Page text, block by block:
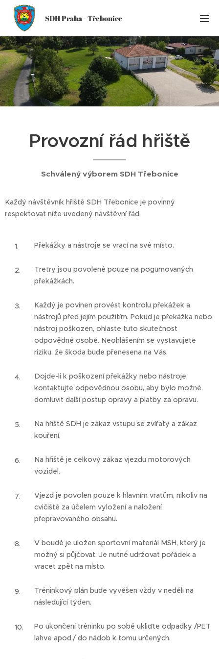
SDH Praha - Třebonice
Provozní řád hřiště
Schválený výborem SDH Třebonice
Každý návštěvník hřiště SDH Třebonice je povinný
respektovat níže uvedený návštěvní řád.
Překážky a nástroje se vrací na své místo.
Tretry jsou povolené pouze na pogumovaných
překážkách.
Každý je povinen provést kontrolu překážek a
nástrojů před jejím použitím. Pokud je překážka nebo
nástroj poškozen, ohlaste tuto skutečnost
odpovědné osobě. Neohlášením se vystavujete
riziku, že škoda bude přenesena na Vás.
Dojde-li k poškození překážky nebo nástroje,
kontaktujte odpovědnou osobu, aby bylo možné
domluvit další postup opravy a platby za opravu.
Na hřiště SDH je zákaz vstupu se zvířaty a zákaz
kouření.
Na hřiště je celkový zákaz vjezdu motorových
vozidel.
Vjezd je povolen pouze k hlavním vratům, nikoliv na
cvičiště za účelem vyložení a naložení
přepravovaného obsahu.
V boudě je uložen sportovní materiál MSH, který je
možný si půjčovat. Je nutné udržovat pořádek a
vracet zpět na místo.
Tréninkový plán bude vyvěšen vždy v neděli na
následující týden.
Po ukončení tréninku po sobě ukliďte odpadky /PET
lahve apod./ do nádob k tomu určených.